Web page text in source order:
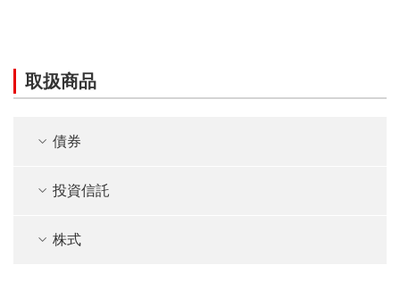
取扱商品
債券
投資信託
株式